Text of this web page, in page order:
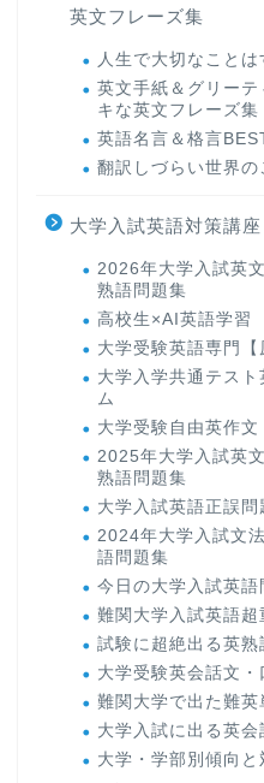
英文フレーズ集
人生で大切なこと
英文手紙＆グリー
キな英文フレーズ集
英語名言＆格言
翻訳しづらい世界の
大学入試英語対策講座
2026年大学入試英
熟語問題集
高校生×AI英語学習
大学受験英語専門【
大学入学共通テス
ム
大学受験自由英作
2025年大学入試英
熟語問題集
大学入試英語正誤問
2024年大学入試文
語問題集
今日の大学入試英語
難関大学入試英語超
試験に超絶出る英熟
大学受験英会話文
難関大学で出た難英
大学入試に出る英会
大学・学部別傾向と